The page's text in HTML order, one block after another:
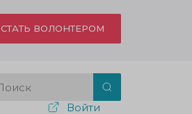
СТАТЬ ВОЛОНТЕРОМ
Войти